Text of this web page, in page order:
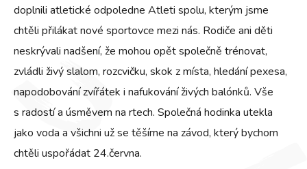
doplnili atletické odpoledne Atleti spolu, kterým jsme
chtěli přilákat nové sportovce mezi nás. Rodiče ani děti
neskrývali nadšení, že mohou opět společně trénovat,
zvládli živý slalom, rozcvičku, skok z místa, hledání pexesa,
napodobování zvířátek i nafukování živých balónků. Vše
s radostí a úsměvem na rtech. Společná hodinka utekla
jako voda a všichni už se těšíme na závod, který bychom
chtěli uspořádat 24.června.